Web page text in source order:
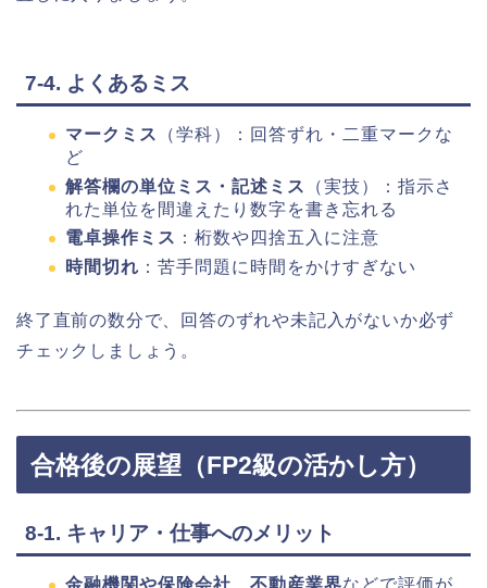
7-4. よくあるミス
マークミス
（学科）：回答ずれ・二重マークな
ど
解答欄の単位ミス・記述ミス
（実技）：指示さ
れた単位を間違えたり数字を書き忘れる
電卓操作ミス ：桁数や四捨五入に注意
時間切れ ：苦手問題に時間をかけすぎない
終了直前の数分で、回答のずれや未記入がないか必ず
チェックしましょう。
合格後の展望（FP2級の活かし方）
8-1. キャリア・仕事へのメリット
金融機関や保険会社、不動産業界などで評価が